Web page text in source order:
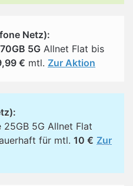
Netz):
70GB 5G Allnet Flat bis
€ mtl. Zur Aktion
5G Allnet Flat
für mtl. 10 € Zur